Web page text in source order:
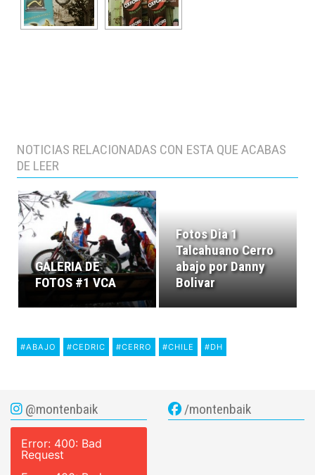
NOTICIAS RELACIONADAS CON ESTA QUE ACABAS
DE LEER
GALERIA DE
FOTOS #1 VCA
Fotos Dia 1
Talcahuano Cerro
abajo por Danny
Bolivar
#ABAJO #CEDRIC #CERRO #CHILE #DH
@montenbaik
Error: 400: Bad
Request
/montenbaik